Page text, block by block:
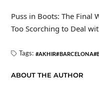
Puss in Boots: The Final
Too Scorching to Deal
Tags: AKHIR BARCELONA
ABOUT THE AUTHOR